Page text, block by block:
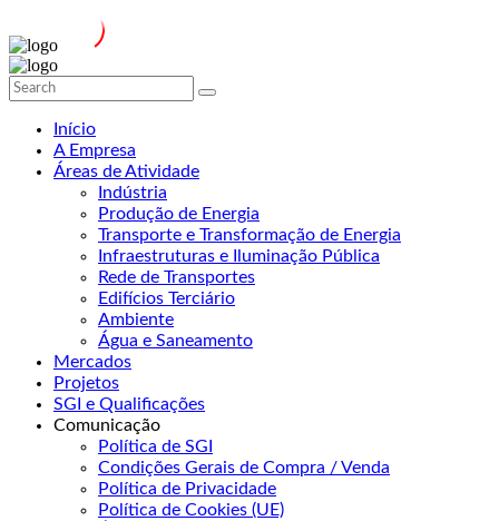
Início
A Empresa
Áreas de Atividade
Indústria
Produção de Energia
Transporte e Transformação de Energia
Infraestruturas e Iluminação Pública
Rede de Transportes
Edifícios Terciário
Ambiente
Água e Saneamento
Mercados
Projetos
SGI e Qualificações
Comunicação
Política de SGI
Condições Gerais de Compra / Venda
Política de Privacidade
Política de Cookies (UE)